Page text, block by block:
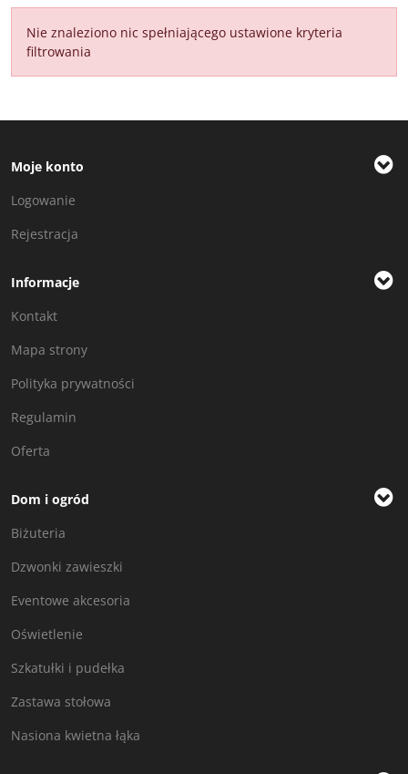
Nie znaleziono nic spełniającego ustawione kryteria
filtrowania
Moje konto
Logowanie
Rejestracja
Informacje
Kontakt
Mapa strony
Polityka prywatności
Regulamin
Oferta
Dom i ogród
Biżuteria
Dzwonki zawieszki
Eventowe akcesoria
Oświetlenie
Szkatułki i pudełka
Zastawa stołowa
Nasiona kwietna łąka